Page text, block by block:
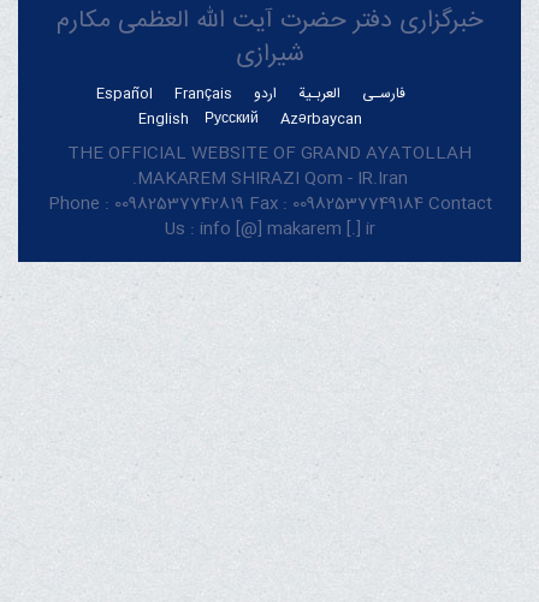
خبرگزاری دفتر حضرت آیت الله العظمی مکارم
شیرازی
فارسـی العربـیة اردو Français
Español
Azərbaycan
Русский
English
THE OFFICIAL WEBSITE OF GRAND AYATOLLAH
MAKAREM SHIRAZI Qom - IR.Iran.
Phone : 00982537742819 Fax : 00982537749184 Contact
Us : info [@] makarem [.] ir